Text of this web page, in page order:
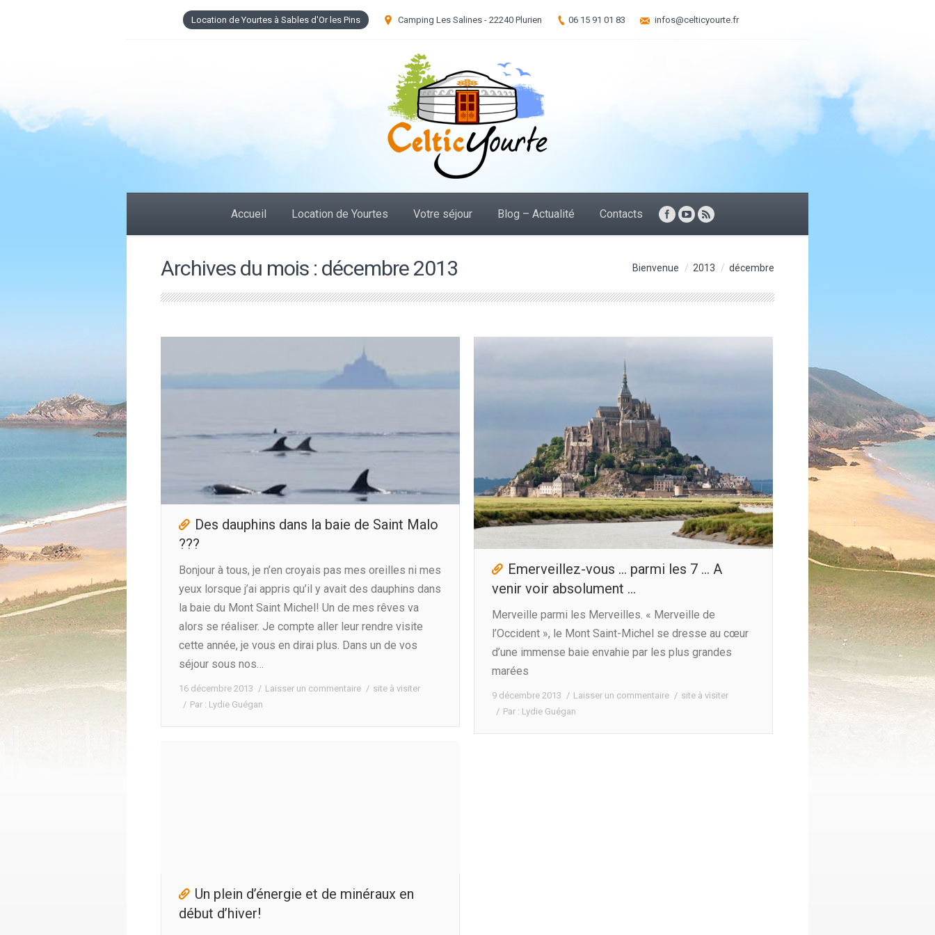
Location de Yourtes à Sables d'Or les Pins Camping Les Salines - 22240 Plurien 06 15 91 01 83 infos@celticyourte.fr
Accueil Location de Yourtes Votre séjour Blog – Actualité Contacts
Archives du mois : décembre 2013 Vous êtes ici :Bienvenue 2013 décembre
Des dauphins dans la baie de Saint Malo
???
Bonjour à tous, je n’en croyais pas mes oreilles ni mes
yeux lorsque j’ai appris qu’il y avait des dauphins dans
la baie du Mont Saint Michel! Un de mes rêves va
alors se réaliser. Je compte aller leur rendre visite
cette année, je vous en dirai plus. Dans un de vos
séjour sous nos…
16 décembre 2013 Laisser un commentaire
site à visiter
Par : Lydie Guégan
Emerveillez-vous … parmi les 7 … A
venir voir absolument …
Merveille parmi les Merveilles. « Merveille de
l’Occident », le Mont Saint-Michel se dresse au cœur
d’une immense baie envahie par les plus grandes
marées
9 décembre 2013 Laisser un commentaire
site à visiter
Par : Lydie Guégan
Un plein d’énergie et de minéraux en
début d’hiver!